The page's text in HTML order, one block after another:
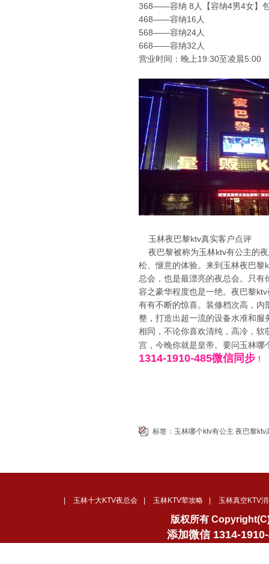
368——容纳 8人【容纳4男4女】
468——容纳16人
568——容纳24人
668——容纳32人
营业时间：晚上19:30至凌晨5:00
玉林夜巴黎ktv真实客户点评
夜巴黎被称为玉林ktv有公主的
松、惬意的体验。来到玉林夜巴
总会，也是最漂亮的夜总会。只
容之豪华程度也是一绝。夜巴黎
有有不断的惊喜。装修档次高，
整，打造出超一流的设备水准和
相同，不论你喜欢清纯，高冷，
宫，今晚你就是皇帝。要问玉林
1314-1910-485微信同步 ！
标签： 玉林哪个ktv有公主 夜巴黎ktv
版权所有
添加微信 1314-
玉林十大KTV夜总会 玉林KTV荤攻略 玉林真空KTV